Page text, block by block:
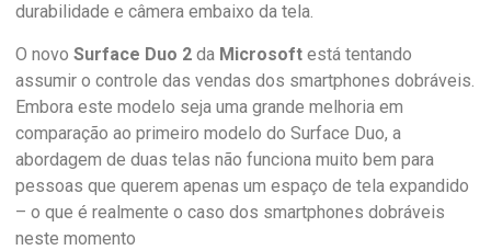
durabilidade e câmera embaixo da tela.
O novo Surface Duo 2 da Microsoft está tentando
assumir o controle das vendas dos smartphones dobráveis.
Embora este modelo seja uma grande melhoria em
comparação ao primeiro modelo do Surface Duo, a
abordagem de duas telas não funciona muito bem para
pessoas que querem apenas um espaço de tela expandido
– o que é realmente o caso dos smartphones dobráveis ​​
neste momento